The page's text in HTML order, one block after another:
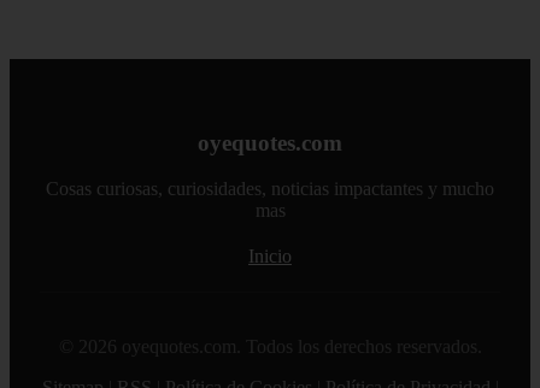
oyequotes.com
Cosas curiosas, curiosidades, noticias impactantes y mucho
mas
Inicio
© 2026 oyequotes.com. Todos los derechos reservados.